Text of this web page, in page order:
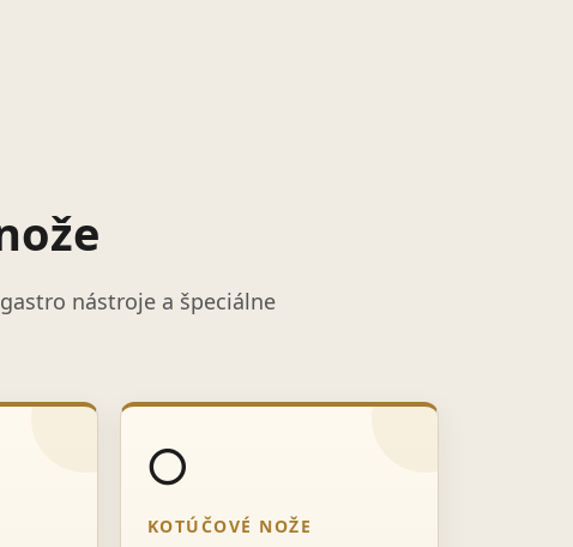
nástroje a špeciálne
⭕
KOTÚČOVÉ NOŽE